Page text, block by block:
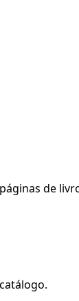
de